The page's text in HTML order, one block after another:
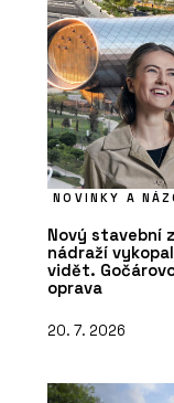
NOVINKY A
Nový stavební
nádraží
vidět.
oprava
20. 7. 2026